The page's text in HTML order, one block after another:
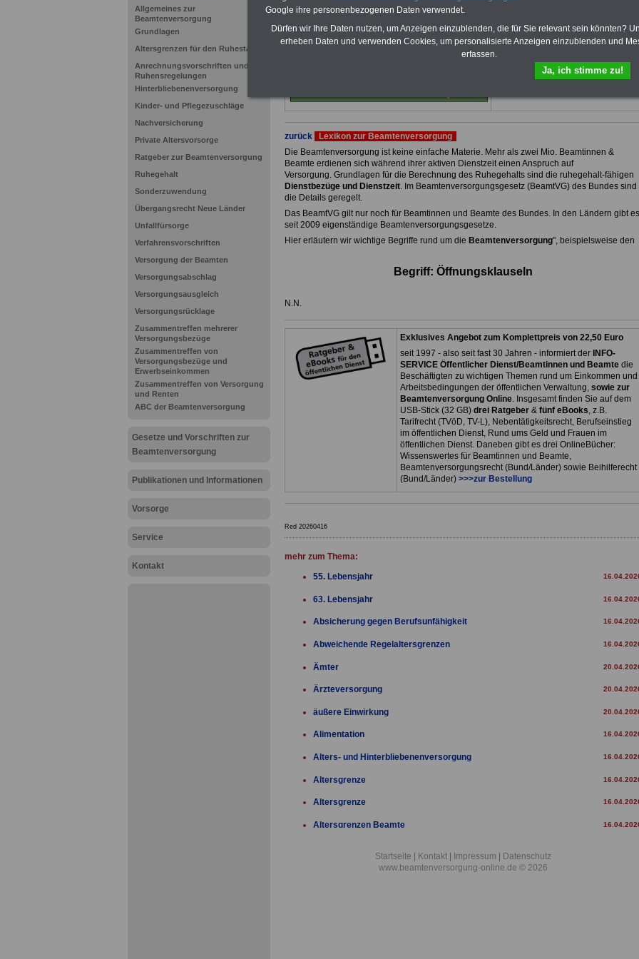
Allgemeines zur
Beamtenversorgung
Grundlagen
Altersgrenzen für den Ruhestand
Anrechnungsvorschriften und
Ruhensregelungen
Hinterbliebenenversorgung
Kinder- und Pflegezuschläge
Nachversicherung
Private Altersvorsorge
Ratgeber zur Beamtenversorgung
Ruhegehalt
Sonderzuwendung
Übergangsrecht Neue Länder
Unfallfürsorge
Verfahrensvorschriften
Versorgung der Beamten
Versorgungsabschlag
Versorgungsausgleich
Versorgungsrücklage
Zusammentreffen mehrerer
Versorgungsbezüge
Zusammentreffen von
Versorgungsbezüge und
Erwerbseinkommen
Zusammentreffen von Versorgung
und Renten
ABC der Beamtenversorgung
Gesetze und Vorschriften zur
Beamtenversorgung
Publikationen und Informationen
Vorsorge
Service
Kontakt
Dienst auf dem Laufenden, u.a. auch
zur Beamtenversorgung -Online.
Sie finden im Portal des PDF-
SERVICE zehn Bücher bzw. eBooks
zum herunterladen, lesen und
zurück
Lexikon zur Beamtenversorgung
Die Beamtenversorgung ist keine einfache Materie. Mehr als zwei Mio. Beamtinnen &
Beamte erdienen sich während ihrer aktiven Dienstzeit einen Anspruch auf
Versorgung. Grundlagen für die Berechnung des Ruhegehalts sind die ruhegehalt-fähigen
Dienstbezüge und Dienstzeit. Im Beamtenversorgungsgesetz (BeamtVG) des Bundes sind
die Details geregelt.
Das BeamtVG gilt nur noch für Beamtinnen und Beamte des Bundes. In den Ländern gibt es
seit 2009 eigenständige Beamtenversorgungsgesetze.
Hier erläutern wir wichtige Begriffe rund um die Beamtenversorgung", beispielsweise den
Begriff: Öffnungsklauseln
N.N.
Exklusives Angebot zum Komplettpreis von 22,50 Euro
seit 1997 - also seit fast 30 Jahren - informiert der INFO-
SERVICE Öffentlicher Dienst/Beamtinnen und Beamtedie
Beschäftigten zu wichtigen Themen rund um Einkommen und
Arbeitsbedingungen der öffentlichen Verwaltung,sowie zur
Beamtenversorgung Online. Insgesamt finden Sie auf dem
USB-Stick (32 GB) drei Ratgeber& fünf eBooks, z.B.
Tarifrecht (TVöD, TV-L), Nebentätigkeitsrecht, Berufseinstieg
im öffentlichen Dienst, Rund ums Geld und Frauen im
öffentlichen Dienst. Daneben gibt es drei OnlineBücher:
Wissenswertes für Beamtinnen und Beamte,
Beamtenversorgungsrecht (Bund/Länder) sowie Beihilferecht
(Bund/Länder) >>>zur Bestellung
Red 20260416
mehr zum Thema:
55. Lebensjahr
63. Lebensjahr
Absicherung gegen Berufsunfähigkeit
Abweichende Regelaltersgrenzen
Ämter
Ärzteversorgung
äußere Einwirkung
Alimentation
Alters- und Hinterbliebenenversorgung
Altersgrenze
Altersgrenze
Altersgrenzen Beamte
Altersrente für Versicherte
Startseite Kontakt Impressum
Datenschutz
www.beamtenversorgung-online.de © 2026
Google ihre personenbezogenen Daten verwendet.
Dürfen wir Ihre Daten nutzen, um Anzeigen einzublenden, die für Sie relevant sein könnten?
erheben Daten und verwenden Cookies, um personalisierte Anzeigen einzublenden und
erfassen.
Ja, ich stimme zu!